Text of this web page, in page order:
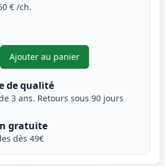
€ /ch.
pour ajuster
Ajouter au panier
,Canon 718 (2659B002AA)
de qualité
3 ans. Retours sous 90 jours
gratuite
dès 49€